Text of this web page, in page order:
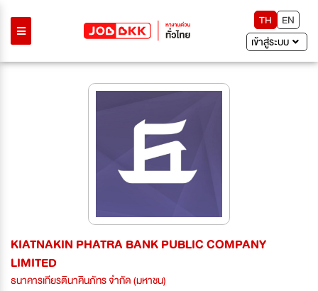
TH
EN
เข้าสู่ระบบ
KIATNAKIN PHATRA BANK PUBLIC COMPANY
LIMITED
ธนาคารเกียรตินาคินภัทร จำกัด (มหาชน)